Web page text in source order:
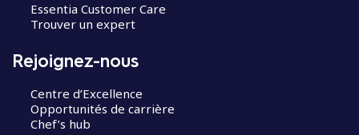
Essentia Customer Care
Trouver un expert
Rejoignez-nous
Centre d’Excellence
Opportunités de carrière
Chef’s hub